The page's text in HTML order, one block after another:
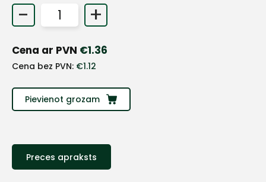
- +
Cena ar PVN €1.36
Cena bez PVN: €1.12
Pievienot grozam
Preces apraksts
+